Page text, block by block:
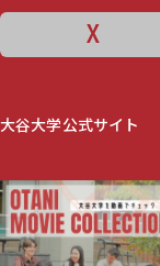
X
大谷大学公式サイト